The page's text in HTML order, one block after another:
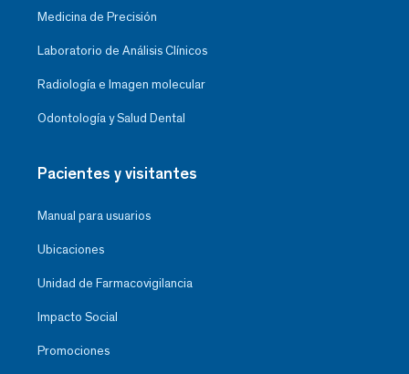
Medicina de Precisión
Laboratorio de Análisis Clínicos
Radiología e Imagen molecular
Odontología y Salud Dental
Pacientes y visitantes
Manual para usuarios
Ubicaciones
Unidad de Farmacovigilancia
Impacto Social
Promociones